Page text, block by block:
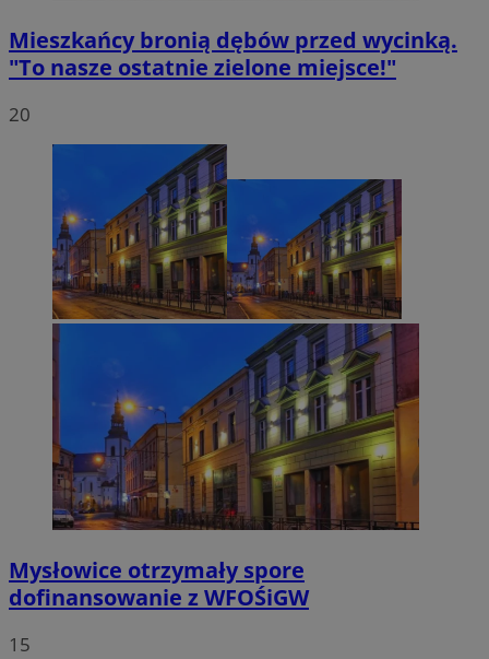
Mieszkańcy bronią dębów przed wycinką.
"To nasze ostatnie zielone miejsce!"
20
Mysłowice otrzymały spore
dofinansowanie z WFOŚiGW
15